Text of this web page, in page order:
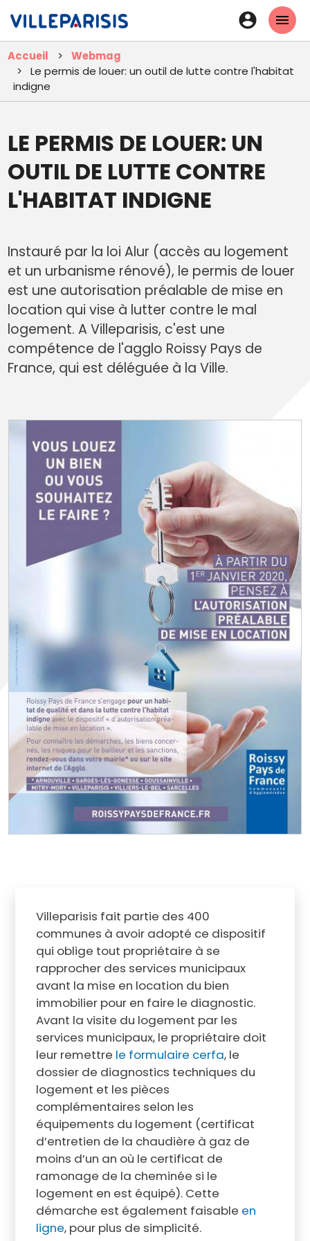
contenu
En-
tête
-
Accueil
Webmag
Le permis de louer: un outil de lutte contre l'habitat
indigne
LE PERMIS DE LOUER: UN
OUTIL DE LUTTE CONTRE
L'HABITAT INDIGNE
Instauré par la loi Alur (accès au logement
et un urbanisme rénové), le permis de louer
est une autorisation préalable de mise en
location qui vise à lutter contre le mal
logement. A Villeparisis, c'est une
compétence de l'agglo Roissy Pays de
France, qui est déléguée à la Ville.
Villeparisis fait partie des 400
communes à avoir adopté ce dispositif
qui oblige tout propriétaire à se
rapprocher des services municipaux
avant la mise en location du bien
immobilier pour en faire le diagnostic.
Avant la visite du logement par les
services municipaux, le propriétaire doit
leur remettre le formulaire cerfa, le
dossier de diagnostics techniques du
logement et les pièces
complémentaires selon les
équipements du logement (certificat
d’entretien de la chaudière à gaz de
moins d’un an où le certificat de
ramonage de la cheminée si le
logement en est équipé). Cette
démarche est également faisable en
ligne, pour plus de simplicité.